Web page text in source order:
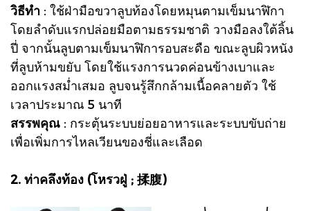
วิธีทำ : ใช้ฝ่ามือขวาลูบท้องโดยหมุนตามเข็มนาฬิกา
โดยลำดับแรกปล่อยมือตามธรรมชาติ วางมือลงใต้ลิ้น
ปี่ จากนั้นลูบตามเข็มนาฬิการอบสะดือ ขณะลูบผิวหนัง
ที่ลูบห้ามขยับ โดยใช้แรงการนวดค่อนข้างเบาและ
ออกแรงสม่ำเสมอ ลูบจนรู้สึกกล้ามเนื้อคลายตัว ใช้
เวลาประมาณ 5 นาที
สรรพคุณ : กระตุ้นระบบย่อยอาหารและระบบขับถ่าย
เพื่อเพิ่มการไหลเวียนของชี่และเลือด
2. ท่าคลึงท้อง (โหรวฝู่ ; 揉腹)